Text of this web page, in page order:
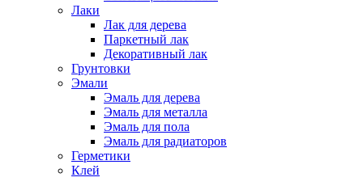
Лаки
Лак для дерева
Паркетный лак
Декоративный лак
Грунтовки
Эмали
Эмаль для дерева
Эмаль для металла
Эмаль для пола
Эмаль для радиаторов
Герметики
Клей